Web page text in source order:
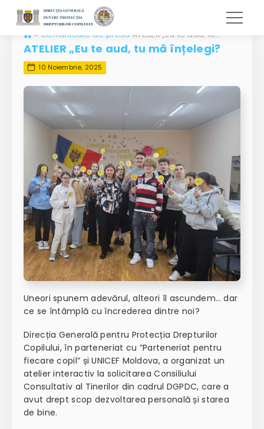
» Comunicate de presă ATELIER „Eu te aud, tu mă înțelegi?
ATELIER „Eu te aud, tu mă înțelegi?
10 Noiembrie, 2025
Uneori spunem adevărul, alteori îl ascundem… dar
ce se întâmplă cu încrederea dintre noi?
Direcția Generală pentru Protecția Drepturilor
Copilului, în parteneriat cu ”Parteneriat pentru
fiecare copil” și UNICEF Moldova, a organizat un
atelier interactiv la solicitarea Consiliului
Consultativ al Tinerilor din cadrul DGPDC, care a
avut drept scop dezvoltarea personală și starea
de bine.